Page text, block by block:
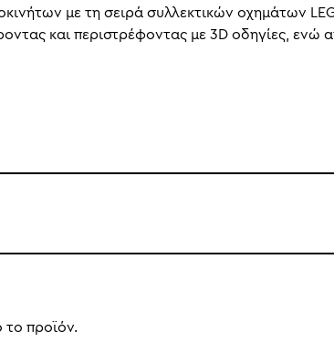
με τη σειρά συλλεκτικών οχημάτων
και περιστρέφοντας με 3D οδηγίες, ενώ
το προϊόν.